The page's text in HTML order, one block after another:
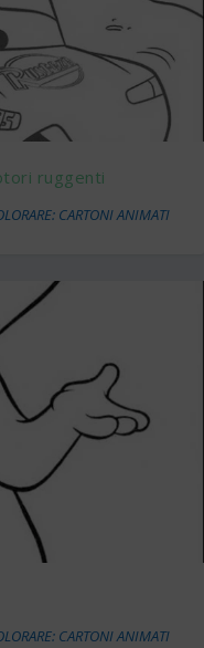
ruggenti
CARTONI ANIMATI
CARTONI ANIMATI